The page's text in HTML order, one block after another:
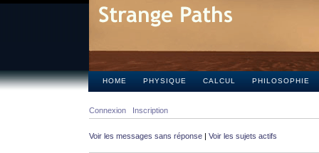
HOME PHYSIQUE CALCUL PHILOSOPHIE
Connexion Inscription
Voir les messages sans réponse | Voir les sujets actifs